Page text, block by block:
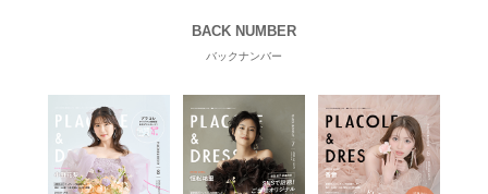
BACK NUMBER
バックナンバー